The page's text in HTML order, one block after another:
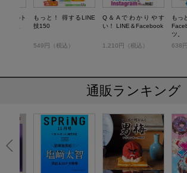
のト
もっと！ 得するLINE
技150
549円（税込）
Q＆Aでわかりやす
い！ LINE＆Facebook
1,210円（税込）
もっ
ツ。
638
通販ランキング